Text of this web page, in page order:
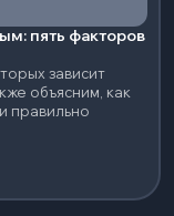
пять факторов
зависит
объясним, как
правильно